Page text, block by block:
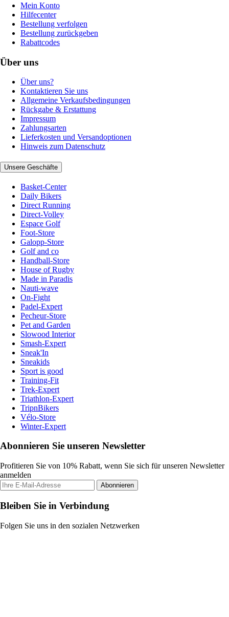
Mein Konto
Hilfecenter
Bestellung verfolgen
Bestellung zurückgeben
Rabattcodes
Über uns
Über uns?
Kontaktieren Sie uns
Allgemeine Verkaufsbedingungen
Rückgabe & Erstattung
Impressum
Zahlungsarten
Lieferkosten und Versandoptionen
Hinweis zum Datenschutz
Unsere Geschäfte
Basket-Center
Daily Bikers
Direct Running
Direct-Volley
Espace Golf
Foot-Store
Galopp-Store
Golf and co
Handball-Store
House of Rugby
Made in Paradis
Nauti-wave
On-Fight
Padel-Expert
Pecheur-Store
Pet and Garden
Slowood Interior
Smash-Expert
Sneak'In
Sneakids
Sport is good
Training-Fit
Trek-Expert
Triathlon-Expert
TripnBikers
Vélo-Store
Winter-Expert
Abonnieren Sie unseren Newsletter
Profitieren Sie von 10% Rabatt, wenn Sie sich für unseren Newsletter
anmelden
Abonnieren
Bleiben Sie in Verbindung
Folgen Sie uns in den sozialen Netzwerken